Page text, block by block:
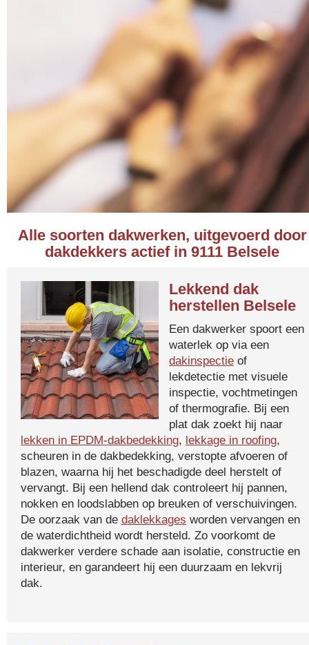
Alle soorten dakwerken, uitgevoerd door
dakdekkers actief in 9111 Belsele
Lekkend dak
herstellen Belsele
Een dakwerker spoort een
waterlek op via een
dakinspectie of
lekdetectie met visuele
inspectie, vochtmetingen
of thermografie. Bij een
plat dak zoekt hij naar
lekken in EPDM-dakbedekking, lekkage in roofing,
scheuren in de dakbedekking, verstopte afvoeren of
blazen, waarna hij het beschadigde deel herstelt of
vervangt. Bij een hellend dak controleert hij pannen,
nokken en loodslabben op breuken of verschuivingen.
De oorzaak van de daklekkages worden vervangen en
de waterdichtheid wordt hersteld. Zo voorkomt de
dakwerker verdere schade aan isolatie, constructie en
interieur, en garandeert hij een duurzaam en lekvrij
dak.